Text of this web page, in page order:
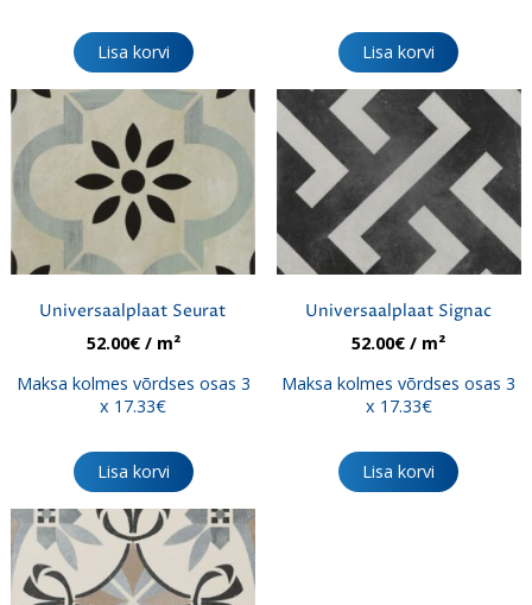
Lisa korvi Lisa korvi
Universaalplaat Seurat
52.00€/ m²
Maksa kolmes võrdses osas 3
x 17.33€
Lisa korvi
Universaalplaat Signac
52.00€ / m²
Maksa kolmes võrdses osas 3
x 17.33€
Lisa korvi